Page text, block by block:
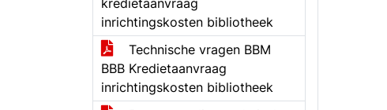
kredietaanvraag
inrichtingskosten bibliotheek
Technische vragen BBM
BBB Kredietaanvraag
inrichtingskosten bibliotheek